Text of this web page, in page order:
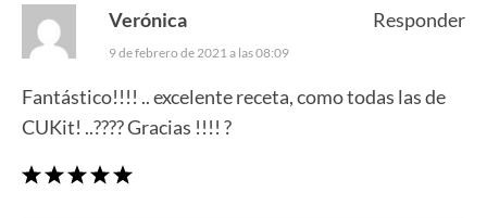
Verónica
9 de febrero de 2021 a las 08:09
Fantástico!!!! .. excelente receta, como todas las de
CUKit! ..???? Gracias !!!! ?
Responder